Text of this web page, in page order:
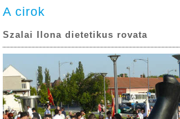
A cirok
Szalai Ilona dietetikus rovata